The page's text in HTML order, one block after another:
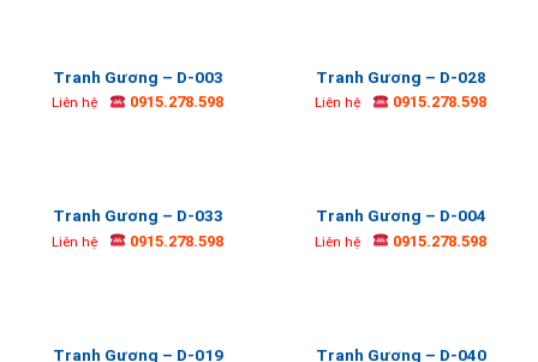
Tranh Gương – D-003
Liên hệ 0915.278.598
Tranh Gương – D-028
Liên hệ 0915.278.598
Tranh Gương – D-033
Liên hệ 0915.278.598
Tranh Gương – D-004
Liên hệ 0915.278.598
Tranh Gương – D-019 Tranh Gương – D-040